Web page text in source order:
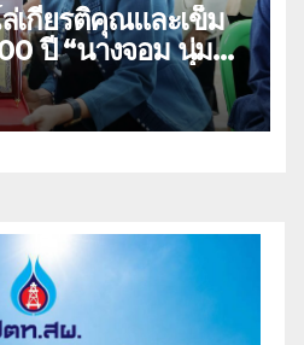
กียรติคุณและเข็ม
ม นุ่ม
ร่าง อำเภอเมือง